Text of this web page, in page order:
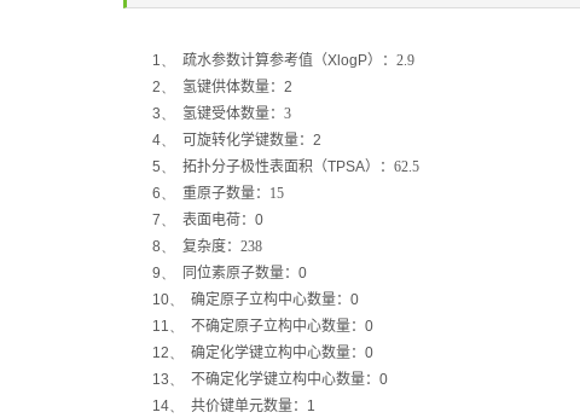
1、 疏水参数计算参考值（XlogP）：2.9
2、
氢键供体数量： 2
3、
氢键受体数量：3
4、
可旋转化学键数量： 2
5、
拓扑分子极性表面积（TPSA）：62.5
6、
重原子数量：15
7、
表面电荷： 0
8、
复杂度：238
9、
同位素原子数量： 0
10、
确定原子立构中心数量： 0
11、
不确定原子立构中心数量： 0
12、
确定化学键立构中心数量： 0
13、
不确定化学键立构中心数量： 0
14、
共价键单元数量： 1